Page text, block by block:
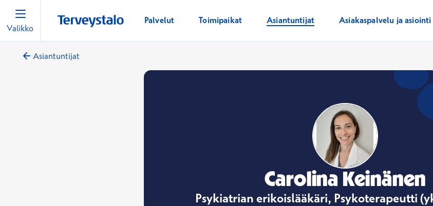
Valikko
Palvelut Toimipaikat Asiantuntijat Asiakaspalvelu ja asiointi
Asiantuntijat
Carolina Keinänen
Psykiatrian erikoislääkäri, Psykoterapeutti